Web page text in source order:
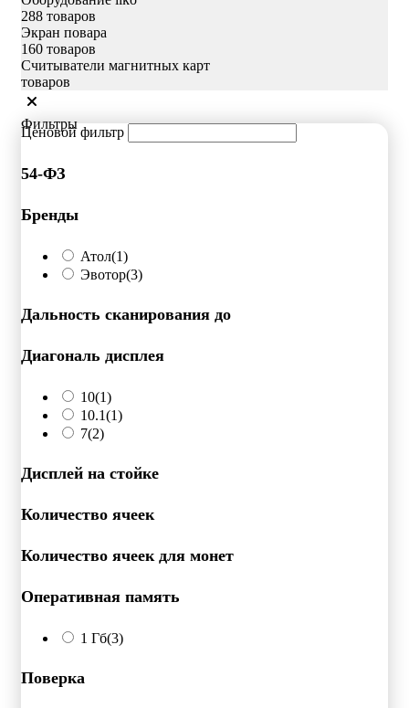
288 товаров
Экран повара
160 товаров
Считыватели магнитных карт
товаров
Фильтры
Ценовой фильтр
54-ФЗ
Бренды
Атол(1)
Эвотор(3)
Дальность сканирования до
Диагональ дисплея
10(1)
10.1(1)
7(2)
Дисплей на стойке
Количество ячеек
Количество ячеек для монет
Оперативная память
1 Гб(3)
Поверка